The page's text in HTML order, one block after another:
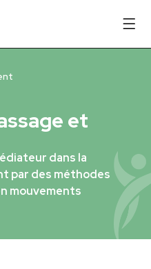
et
dans la
par des méthodes
mouvements